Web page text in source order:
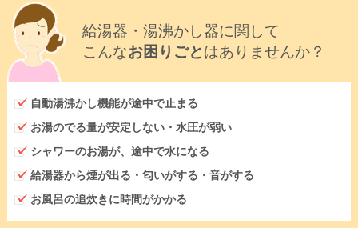
給湯器・湯沸かし器に関して
こんなお困りごとはありませんか？
自動湯沸かし機能が途中で止まる
お湯のでる量が安定しない・水圧が弱い
シャワーのお湯が、途中で水になる
給湯器から煙が出る・匂いがする・音がする
お風呂の追炊きに時間がかかる